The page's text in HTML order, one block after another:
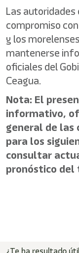
Las
compromiso
y los
mantenerse
oficiales del
Ceagua.
Nota: El
informativo,
general de las
para los
consultar
pronóstico del